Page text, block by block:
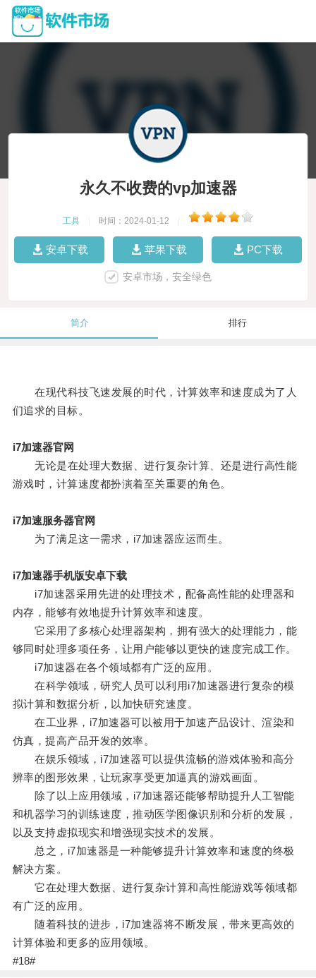
永久不收费的vp加速器
工具 时间：2024-01-12
安卓下载 苹果下载 PC下载
安卓市场，安全绿色
简介 排行
在现代科技飞速发展的时代，计算效率和速度成为了人
们追求的目标。
i7加速器官网
无论是在处理大数据、进行复杂计算、还是进行高性能
游戏时，计算速度都扮演着至关重要的角色。
i7加速服务器官网
为了满足这一需求，i7加速器应运而生。
i7加速器手机版安卓下载
i7加速器采用先进的处理技术，配备高性能的处理器和
内存，能够有效地提升计算效率和速度。
它采用了多核心处理器架构，拥有强大的处理能力，能
够同时处理多项任务，让用户能够以更快的速度完成工作。
i7加速器在各个领域都有广泛的应用。
在科学领域，研究人员可以利用i7加速器进行复杂的模
拟计算和数据分析，以加快研究速度。
在工业界，i7加速器可以被用于加速产品设计、渲染和
仿真，提高产品开发的效率。
在娱乐领域，i7加速器可以提供流畅的游戏体验和高分
辨率的图形效果，让玩家享受更加逼真的游戏画面。
除了以上应用领域，i7加速器还能够帮助提升人工智能
和机器学习的训练速度，推动医学图像识别和分析的发展，
以及支持虚拟现实和增强现实技术的发展。
总之，i7加速器是一种能够提升计算效率和速度的终极
解决方案。
它在处理大数据、进行复杂计算和高性能游戏等领域都
有广泛的应用。
随着科技的进步，i7加速器将不断发展，带来更高效的
计算体验和更多的应用领域。
#18#